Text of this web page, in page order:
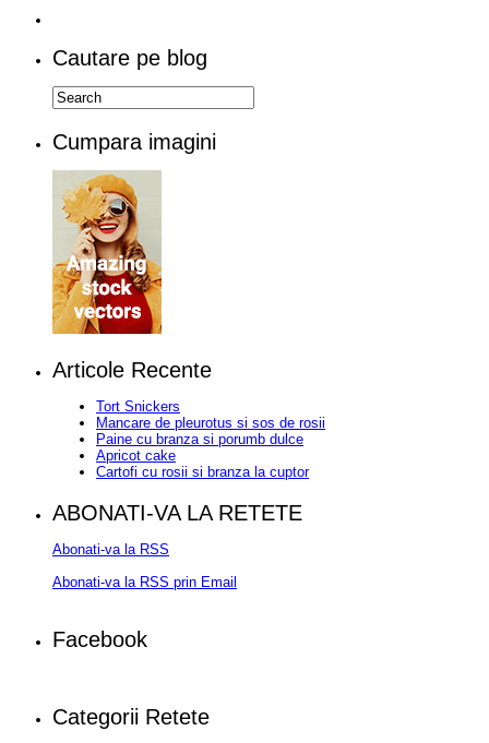
Cautare pe blog
Cumpara imagini
Articole Recente
Tort Snickers
Mancare de pleurotus si sos de rosii
Paine cu branza si porumb dulce
Apricot cake
Cartofi cu rosii si branza la cuptor
ABONATI-VA LA RETETE
Abonati-va la RSS
Abonati-va la RSS prin Email
Facebook
Categorii Retete